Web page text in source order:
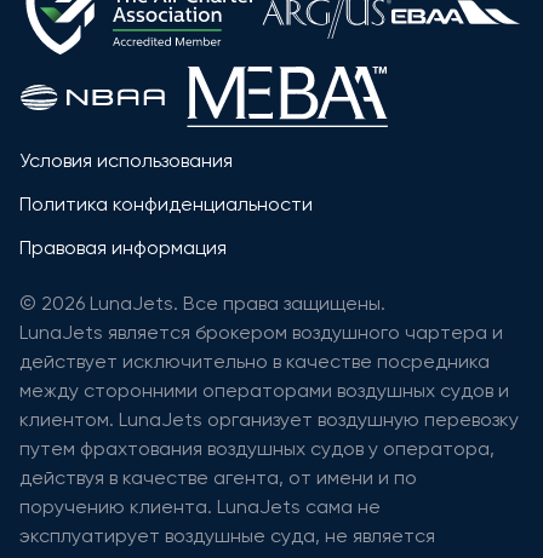
Условия использования
Политика конфиденциальности
Правовая информация
© 2026 LunaJets. Все права защищены.
LunaJets является брокером воздушного чартера и
действует исключительно в качестве посредника
между сторонними операторами воздушных судов и
клиентом. LunaJets организует воздушную перевозку
путем фрахтования воздушных судов у оператора,
действуя в качестве агента, от имени и по
поручению клиента. LunaJets сама не
эксплуатирует воздушные суда, не является